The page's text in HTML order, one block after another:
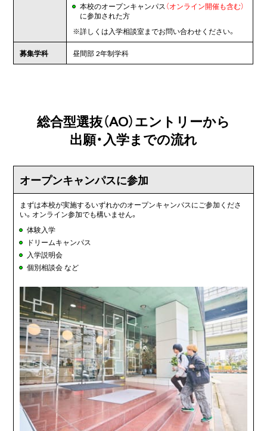
本校のオープンキャンパス（オンライン開催も含む）
に参加された方
※詳しくは入学相談室までお問い合わせください。
募集学科 昼間部 2年制学科
総合型選抜（AO）エントリーから
出願・入学までの流れ
オープンキャンパスに参加
まずは本校が実施するいずれかのオープンキャンパスにご参加くださ
い。オンライン参加でも構いません。
体験入学
ドリームキャンパス
入学説明会
個別相談会 など